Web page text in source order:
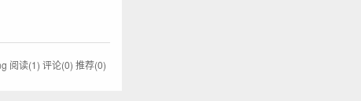
阅读(1) 评论(0) 推荐(0)